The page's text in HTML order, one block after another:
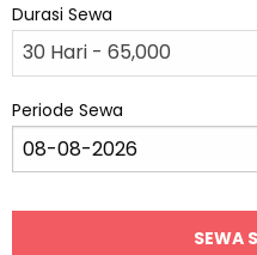
Durasi Sewa
Periode Sewa